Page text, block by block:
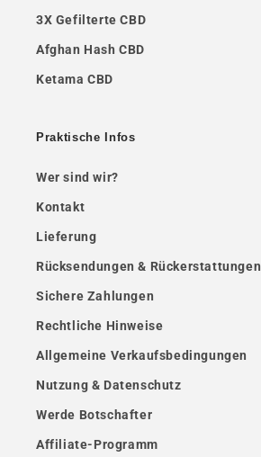
3X Gefilterte CBD
Afghan Hash CBD
Ketama CBD
Praktische Infos
Wer sind wir?
Kontakt
Lieferung
Rücksendungen & Rückerstattungen
Sichere Zahlungen
Rechtliche Hinweise
Allgemeine Verkaufsbedingungen
Nutzung & Datenschutz
Werde Botschafter
Affiliate-Programm